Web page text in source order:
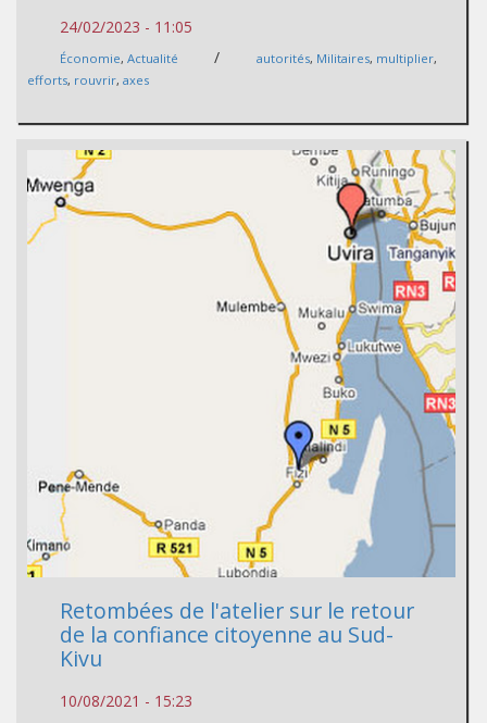
24/02/2023 - 11:05
Économie, Actualité / autorités, Militaires, multiplier,
efforts, rouvrir, axes
Retombées de l'atelier sur le retour
de la confiance citoyenne au Sud-
Kivu
10/08/2021 - 15:23